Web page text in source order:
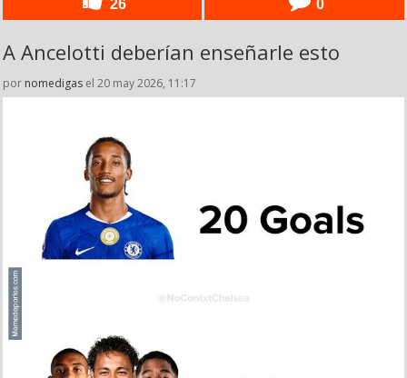
26 0
A Ancelotti deberían enseñarle esto
por nomedigas el 20 may 2026, 11:17